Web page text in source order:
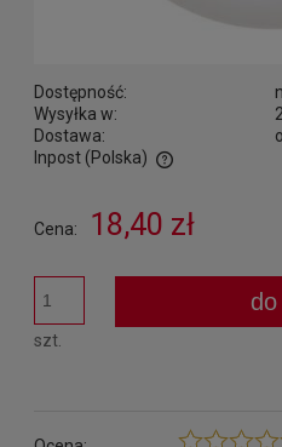
Dostępność:
Wysyłka w:
Dostawa:
Inpost (Polska)
Cena nie zawiera
Cena: 18,40 zł
szt.